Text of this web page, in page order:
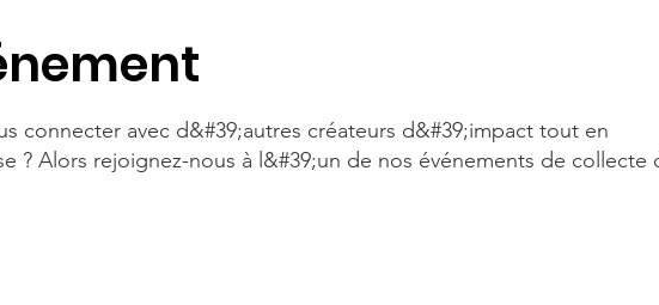
connecter avec d&#39;autres créateurs d&#39;impact tout en
? Alors rejoignez-nous à l&#39;un de nos événements de collecte